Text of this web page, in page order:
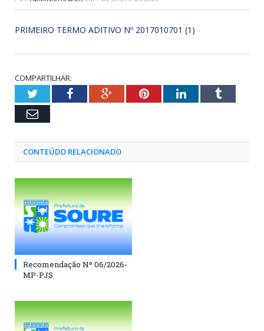
PRIMEIRO TERMO ADITIVO Nº 2017010701 (1)
COMPARTILHAR:
TwitterFacebookGoogle+PinterestLinkedInTumblr
Email
CONTEÚDO RELACIONADO
Recomendação Nº 06/2026-
MP-PJS